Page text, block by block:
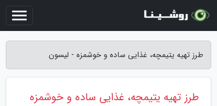
طرز تهیه یتیمچه، غذایی ساده و خوشمزه - لیسون
طرز تهیه یتیمچه، غذایی ساده و خوشمزه